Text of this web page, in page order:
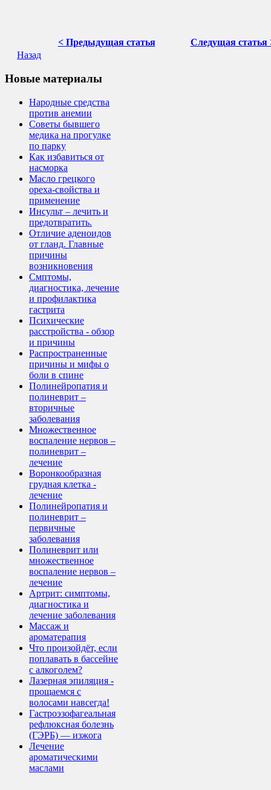
< Предыдущая статья
Следущая статья
Назад
Новые материалы
Народные средства
против анемии
Советы бывшего
медика на прогулке
по парку
Как избавиться от
насморка
Масло грецкого
ореха-свойства и
применение
Инсульт – лечить и
предотвратить.
Отличие аденоидов
от гланд. Главные
причины
возникновения
Смптомы,
диагностика, лечение
и профилактика
гастрита
Психические
расстройства - обзор
и причины
Распространенные
причины и мифы о
боли в спине
Полинейропатия и
полиневрит –
вторичные
заболевания
Множественное
воспаление нервов –
полиневрит –
лечение
Воронкообразная
грудная клетка -
лечение
Полинейропатия и
полиневрит –
первичные
заболевания
Полиневрит или
множественное
воспаление нервов –
лечение
Артрит: симптомы,
диагностика и
лечение заболевания
Массаж и
ароматерапия
Что произойдёт, если
поплавать в бассейне
с алкоголем?
Лазерная эпиляция -
прощаемся с
волосами навсегда!
Гастроэзофагеальная
рефлюксная болезнь
(ГЭРБ) — изжога
Лечение
ароматическими
маслами